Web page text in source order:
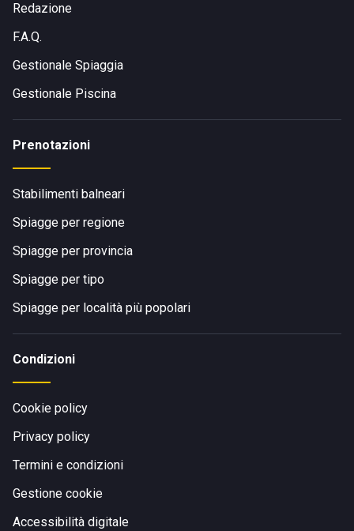
Redazione
F.A.Q.
Gestionale Spiaggia
Gestionale Piscina
Prenotazioni
Stabilimenti balneari
Spiagge per regione
Spiagge per provincia
Spiagge per tipo
Spiagge per località più popolari
Condizioni
Cookie policy
Privacy policy
Termini e condizioni
Gestione cookie
Accessibilità digitale